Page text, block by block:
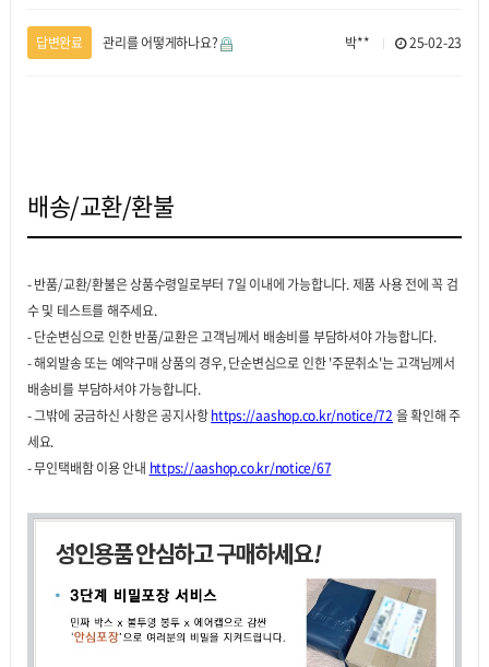
답변완료 관리를 어떻게하나요? 박** 25-02-23
배송/교환/환불
- 반품/교환/환불은 상품수령일로부터 7일 이내에 가능합니다. 제품 사용 전에 꼭 검
수 및 테스트를 해주세요.
- 단순변심으로 인한 반품/교환은 고객님께서 배송비를 부담하셔야 가능합니다.
- 해외발송 또는 예약구매 상품의 경우, 단순변심으로 인한 '주문취소'는 고객님께서
배송비를 부담하셔야 가능합니다.
- 그밖에 궁금하신 사항은 공지사항https://aashop.co.kr/notice/72 을 확인해 주
세요.
- 무인택배함 이용 안내 https://aashop.co.kr/notice/67